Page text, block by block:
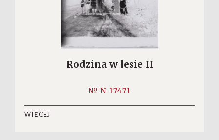
Rodzina w lesie II
№ N-17471
WIĘCEJ